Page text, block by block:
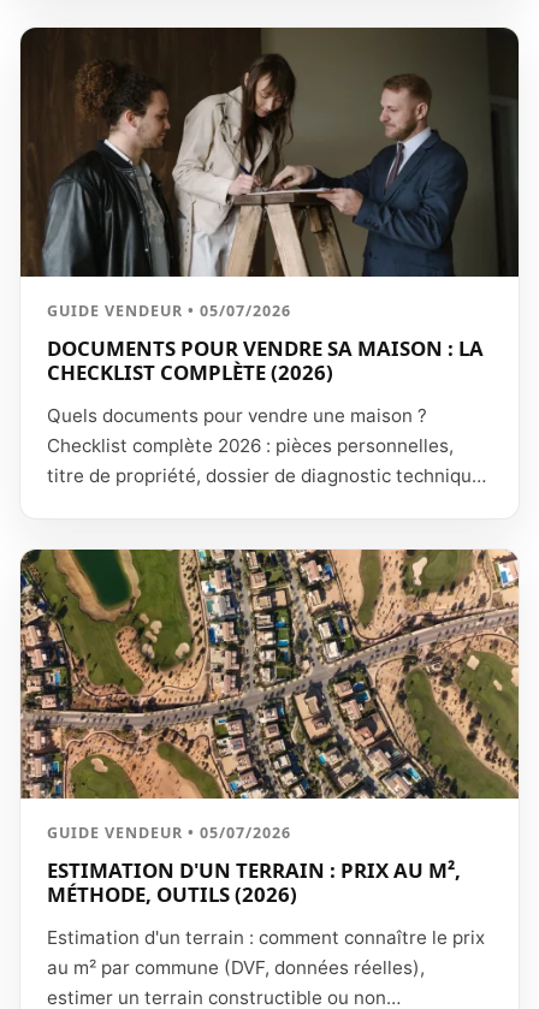
GUIDE VENDEUR • 05/07/2026
DOCUMENTS POUR VENDRE SA MAISON : LA
CHECKLIST COMPLÈTE (2026)
Quels documents pour vendre une maison ?
Checklist complète 2026 : pièces personnelles,
titre de propriété, dossier de diagnostic technique
vente sans agence ou en copropriété.
GUIDE VENDEUR • 05/07/2026
ESTIMATION D'UN TERRAIN : PRIX AU M²,
MÉTHODE, OUTILS (2026)
Estimation d'un terrain : comment connaître le prix
au m² par commune (DVF, données réelles),
estimer un terrain constructible ou non